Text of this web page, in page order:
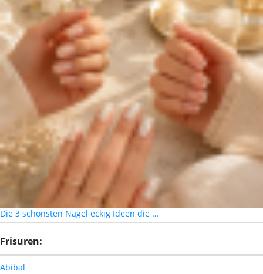
Die 3 schönsten Nägel eckig Ideen die …
Frisuren:
Abibal